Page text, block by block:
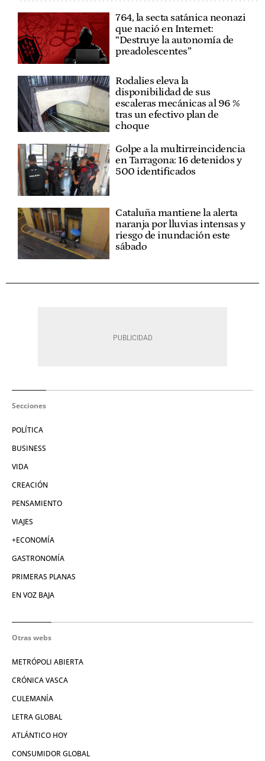
764, la secta satánica neonazi
que nació en Internet:
“Destruye la autonomía de
preadolescentes”
Rodalies eleva la
disponibilidad de sus
escaleras mecánicas al 96 %
tras un efectivo plan de
choque
Golpe a la multirreincidencia
en Tarragona: 16 detenidos y
500 identificados
Cataluña mantiene la alerta
naranja por lluvias intensas y
riesgo de inundación este
sábado
Secciones
POLÍTICA
BUSINESS
VIDA
CREACIÓN
PENSAMIENTO
VIAJES
+ECONOMÍA
GASTRONOMÍA
PRIMERAS PLANAS
EN VOZ BAJA
Otras webs
METRÓPOLI ABIERTA
CRÓNICA VASCA
CULEMANÍA
LETRA GLOBAL
ATLÁNTICO HOY
CONSUMIDOR GLOBAL